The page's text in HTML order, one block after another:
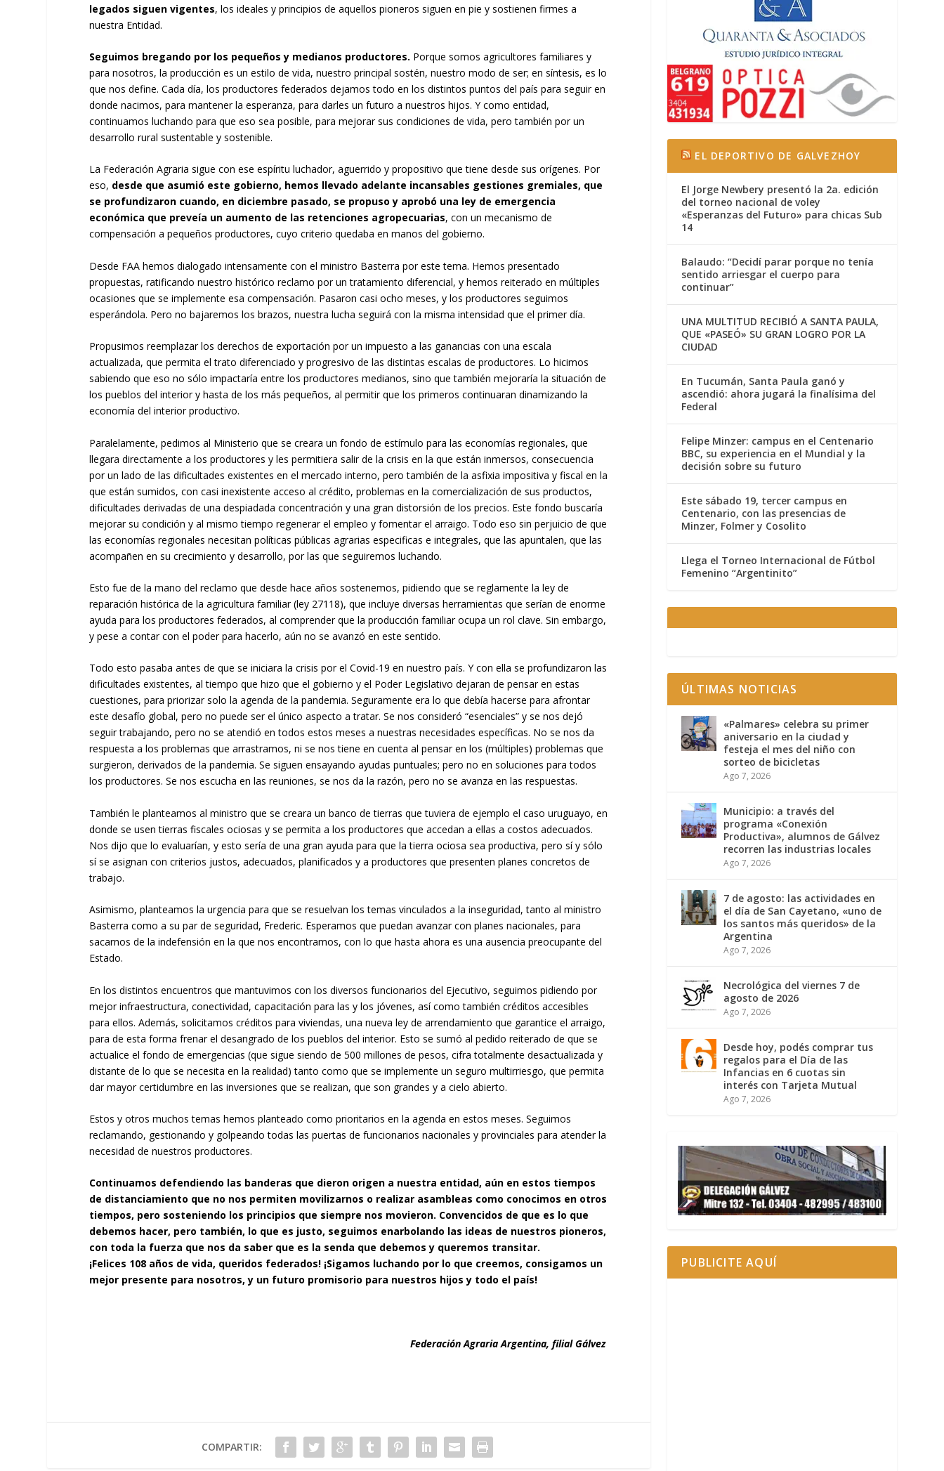
legados siguen vigentes, los ideales y principios de aquellos pioneros siguen en pie y sostienen firmes a
nuestra Entidad.
Seguimos bregando por los pequeños y medianos productores. Porque somos agricultores familiares y
para nosotros, la producción es un estilo de vida, nuestro principal sostén, nuestro modo de ser; en síntesis, es lo
que nos define. Cada día, los productores federados dejamos todo en los distintos puntos del país para seguir en
donde nacimos, para mantener la esperanza, para darles un futuro a nuestros hijos. Y como entidad,
continuamos luchando para que eso sea posible, para mejorar sus condiciones de vida, pero también por un
desarrollo rural sustentable y sostenible.
La Federación Agraria sigue con ese espíritu luchador, aguerrido y propositivo que tiene desde sus orígenes. Por
eso, desde que asumió este gobierno, hemos llevado adelante incansables gestiones gremiales, que
se profundizaron cuando, en diciembre pasado, se propuso y aprobó una ley de emergencia
económica que preveía un aumento de las retenciones agropecuarias, con un mecanismo de
compensación a pequeños productores, cuyo criterio quedaba en manos del gobierno.
Desde FAA hemos dialogado intensamente con el ministro Basterra por este tema. Hemos presentado
propuestas, ratificando nuestro histórico reclamo por un tratamiento diferencial, y hemos reiterado en múltiples
ocasiones que se implemente esa compensación. Pasaron casi ocho meses, y los productores seguimos
esperándola. Pero no bajaremos los brazos, nuestra lucha seguirá con la misma intensidad que el primer día.
Propusimos reemplazar los derechos de exportación por un impuesto a las ganancias con una escala
actualizada, que permita el trato diferenciado y progresivo de las distintas escalas de productores. Lo hicimos
sabiendo que eso no sólo impactaría entre los productores medianos, sino que también mejoraría la situación de
los pueblos del interior y hasta de los más pequeños, al permitir que los primeros continuaran dinamizando la
economía del interior productivo.
Paralelamente, pedimos al Ministerio que se creara un fondo de estímulo para las economías regionales, que
llegara directamente a los productores y les permitiera salir de la crisis en la que están inmersos, consecuencia
por un lado de las dificultades existentes en el mercado interno, pero también de la asfixia impositiva y fiscal en la
que están sumidos, con casi inexistente acceso al crédito, problemas en la comercialización de sus productos,
dificultades derivadas de una despiadada concentración y una gran distorsión de los precios. Este fondo buscaría
mejorar su condición y al mismo tiempo regenerar el empleo y fomentar el arraigo. Todo eso sin perjuicio de que
las economías regionales necesitan políticas públicas agrarias especificas e integrales, que las apuntalen, que las
acompañen en su crecimiento y desarrollo, por las que seguiremos luchando.
Esto fue de la mano del reclamo que desde hace años sostenemos, pidiendo que se reglamente la ley de
reparación histórica de la agricultura familiar (ley 27118), que incluye diversas herramientas que serían de enorme
ayuda para los productores federados, al comprender que la producción familiar ocupa un rol clave. Sin embargo,
y pese a contar con el poder para hacerlo, aún no se avanzó en este sentido.
Todo esto pasaba antes de que se iniciara la crisis por el Covid-19 en nuestro país. Y con ella se profundizaron las
dificultades existentes, al tiempo que hizo que el gobierno y el Poder Legislativo dejaran de pensar en estas
cuestiones, para priorizar solo la agenda de la pandemia. Seguramente era lo que debía hacerse para afrontar
este desafío global, pero no puede ser el único aspecto a tratar. Se nos consideró “esenciales” y se nos dejó
seguir trabajando, pero no se atendió en todos estos meses a nuestras necesidades específicas. No se nos da
respuesta a los problemas que arrastramos, ni se nos tiene en cuenta al pensar en los (múltiples) problemas que
surgieron, derivados de la pandemia. Se siguen ensayando ayudas puntuales; pero no en soluciones para todos
los productores. Se nos escucha en las reuniones, se nos da la razón, pero no se avanza en las respuestas.
También le planteamos al ministro que se creara un banco de tierras que tuviera de ejemplo el caso uruguayo, en
donde se usen tierras fiscales ociosas y se permita a los productores que accedan a ellas a costos adecuados.
Nos dijo que lo evaluarían, y esto sería de una gran ayuda para que la tierra ociosa sea productiva, pero sí y sólo
sí se asignan con criterios justos, adecuados, planificados y a productores que presenten planes concretos de
trabajo.
Asimismo, planteamos la urgencia para que se resuelvan los temas vinculados a la inseguridad, tanto al ministro
Basterra como a su par de seguridad, Frederic. Esperamos que puedan avanzar con planes nacionales, para
sacarnos de la indefensión en la que nos encontramos, con lo que hasta ahora es una ausencia preocupante del
Estado.
En los distintos encuentros que mantuvimos con los diversos funcionarios del Ejecutivo, seguimos pidiendo por
mejor infraestructura, conectividad, capacitación para las y los jóvenes, así como también créditos accesibles
para ellos. Además, solicitamos créditos para viviendas, una nueva ley de arrendamiento que garantice el arraigo,
para de esta forma frenar el desangrado de los pueblos del interior. Esto se sumó al pedido reiterado de que se
actualice el fondo de emergencias (que sigue siendo de 500 millones de pesos, cifra totalmente desactualizada y
distante de lo que se necesita en la realidad) tanto como que se implemente un seguro multirriesgo, que permita
dar mayor certidumbre en las inversiones que se realizan, que son grandes y a cielo abierto.
Estos y otros muchos temas hemos planteado como prioritarios en la agenda en estos meses. Seguimos
reclamando, gestionando y golpeando todas las puertas de funcionarios nacionales y provinciales para atender la
necesidad de nuestros productores.
Continuamos defendiendo las banderas que dieron origen a nuestra entidad, aún en estos tiempos
de distanciamiento que no nos permiten movilizarnos o realizar asambleas como conocimos en otros
tiempos, pero sosteniendo los principios que siempre nos movieron. Convencidos de que es lo que
debemos hacer, pero también, lo que es justo, seguimos enarbolando las ideas de nuestros pioneros,
con toda la fuerza que nos da saber que es la senda que debemos y queremos transitar.
¡Felices 108 años de vida, queridos federados! ¡Sigamos luchando por lo que creemos, consigamos un
mejor presente para nosotros, y un futuro promisorio para nuestros hijos y todo el país!
Federación Agraria Argentina, filial Gálvez
COMPARTIR:
EL DEPORTIVO DE GALVEZHOY
El Jorge Newbery presentó la 2a. edición
del torneo nacional de voley
«Esperanzas del Futuro» para chicas Sub
14
Balaudo: “Decidí parar porque no tenía
sentido arriesgar el cuerpo para
continuar”
UNA MULTITUD RECIBIÓ A SANTA PAULA,
QUE «PASEÓ» SU GRAN LOGRO POR LA
CIUDAD
En Tucumán, Santa Paula ganó y
ascendió: ahora jugará la finalísima del
Federal
Felipe Minzer: campus en el Centenario
BBC, su experiencia en el Mundial y la
decisión sobre su futuro
Este sábado 19, tercer campus en
Centenario, con las presencias de
Minzer, Folmer y Cosolito
Llega el Torneo Internacional de Fútbol
Femenino “Argentinito”
ÚLTIMAS NOTICIAS
«Palmares» celebra su primer
aniversario en la ciudad y
festeja el mes del niño con
sorteo de bicicletas
Ago 7, 2026
Municipio: a través del
programa «Conexión
Productiva», alumnos de Gálvez
recorren las industrias locales
Ago 7, 2026
7 de agosto: las actividades en
el día de San Cayetano, «uno de
los santos más queridos» de la
Argentina
Ago 7, 2026
Necrológica del viernes 7 de
agosto de 2026
Ago 7, 2026
Desde hoy, podés comprar tus
regalos para el Día de las
Infancias en 6 cuotas sin
interés con Tarjeta Mutual
Ago 7, 2026
PUBLICITE AQUÍ